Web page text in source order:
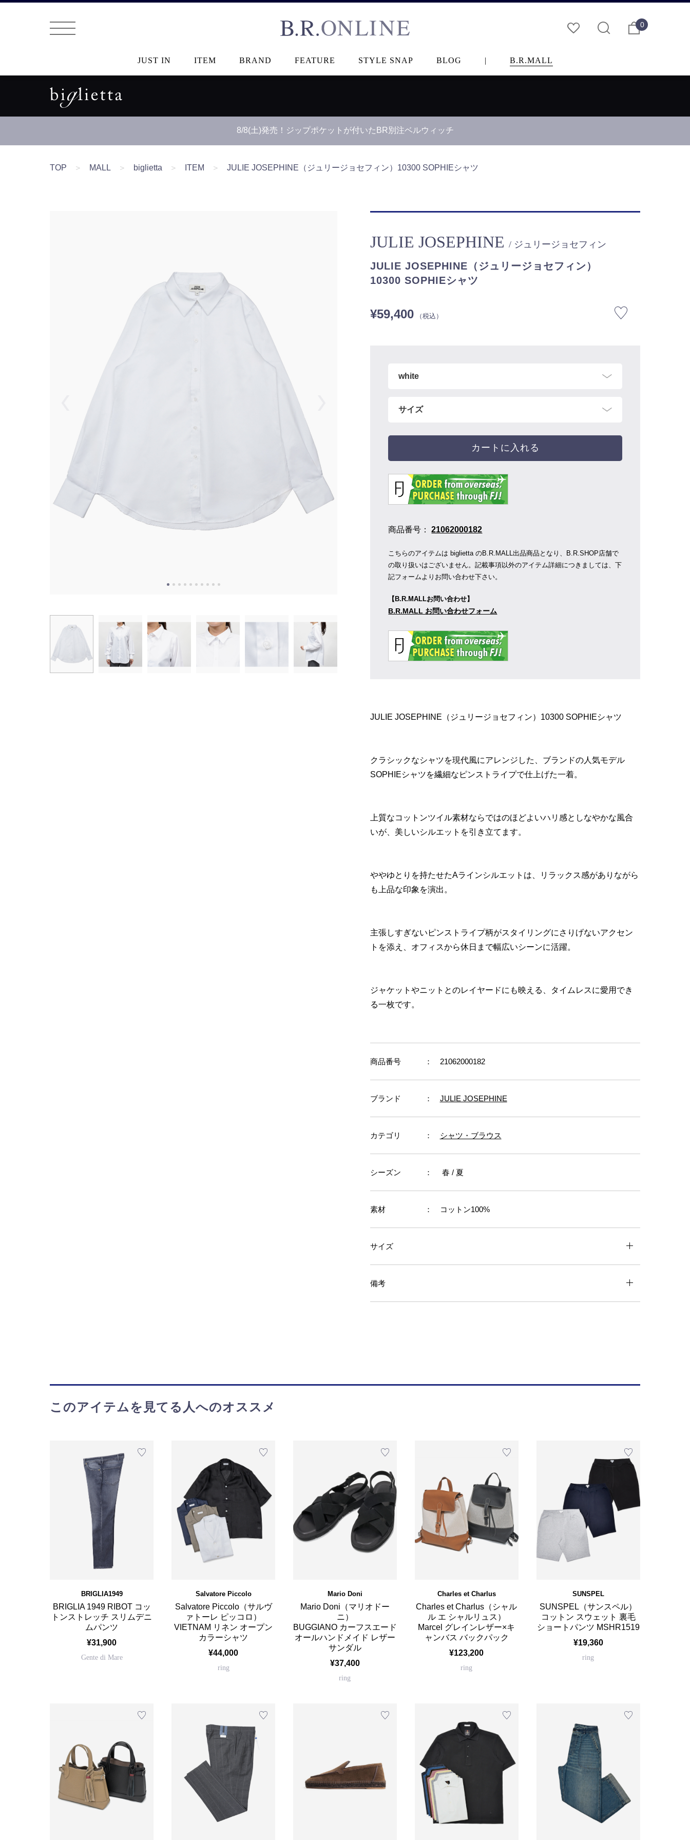
0
JUST IN ITEM BRAND FEATURE STYLE SNAP BLOG | B.R.MALL
8/8(土)発売！ジップポケットが付いたBR別注ベルウィッチ
TOP ＞ MALL ＞ biglietta ＞ ITEM ＞ JULIE JOSEPHINE（ジュリージョセフィン） 10300 SOPHIEシャツ
JULIE JOSEPHINE/ ジュリージョセフィン
JULIE JOSEPHINE（ジュリージョセフィン）
10300 SOPHIEシャツ
¥59,400 （税込）
カートに入れる
商品番号：21062000182
こちらのアイテムは biglietta のB.R.MALL出品商品となり、B.R.SHOP店舗で
の取り扱いはございません。記載事項以外のアイテム詳細につきましては、下
記フォームよりお問い合わせ下さい。
【B.R.MALLお問い合わせ】
B.R.MALL お問い合わせフォーム
JULIE JOSEPHINE（ジュリージョセフィン）10300 SOPHIEシャツ
クラシックなシャツを現代風にアレンジした、ブランドの人気モデル
SOPHIEシャツを繊細なピンストライプで仕上げた一着。
上質なコットンツイル素材ならではのほどよいハリ感としなやかな風合
いが、美しいシルエットを引き立てます。
ややゆとりを持たせたAラインシルエットは、リラックス感がありながら
も上品な印象を演出。
主張しすぎないピンストライプ柄がスタイリングにさりげないアクセン
トを添え、オフィスから休日まで幅広いシーンに活躍。
ジャケットやニットとのレイヤードにも映える、タイムレスに愛用でき
る一枚です。
商品番号 ： 21062000182
ブランド ： JULIE JOSEPHINE
カテゴリ ： シャツ・ブラウス
シーズン ： 春 / 夏
素材 ： コットン100%
サイズ
備考
このアイテムを見てる人へのオススメ
BRIGLIA1949
BRIGLIA 1949 RIBOT コッ
トンストレッチ スリムデニ
ムパンツ
¥31,900
Gente di Mare
Salvatore Piccolo
Salvatore Piccolo（サルヴ
ァトーレ ピッコロ）
VIETNAM リネン オープン
カラーシャツ
¥44,000
ring
Mario Doni
Mario Doni（マリオドー
ニ）
BUGGIANO カーフスエード
オールハンドメイド レザー
サンダル
¥37,400
ring
Charles et Charlus
Charles et Charlus（シャル
ル エ シャルリュス）
Marcel グレインレザー×キ
ャンバス バックパック
¥123,200
ring
SUNSPEL
SUNSPEL（サンスペル）
コットン スウェット 裏毛
ショートパンツ MSHR1519
¥19,360
ring